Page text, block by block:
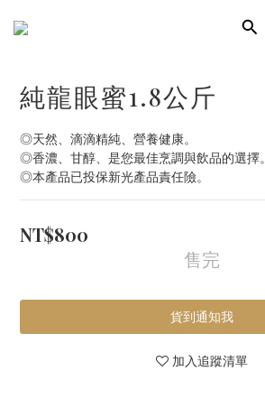
純龍眼蜜1.8公斤
◎天然、滴滴精純、營養健康。
◎香濃、甘醇、是您最佳烹調與飲品的選擇。
◎本產品已投保新光產品責任險。
NT$800
售完
貨到通知我
加入追蹤清單